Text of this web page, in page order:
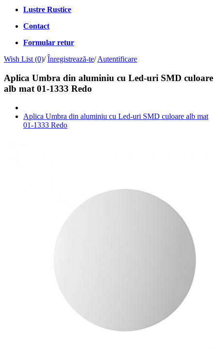
Lustre Rustice
Contact
Formular retur
Wish List (0)/ Înregistrează-te/ Autentificare
Aplica Umbra din aluminiu cu Led-uri SMD culoare
alb mat 01-1333 Redo
Aplica Umbra din aluminiu cu Led-uri SMD culoare alb mat
01-1333 Redo